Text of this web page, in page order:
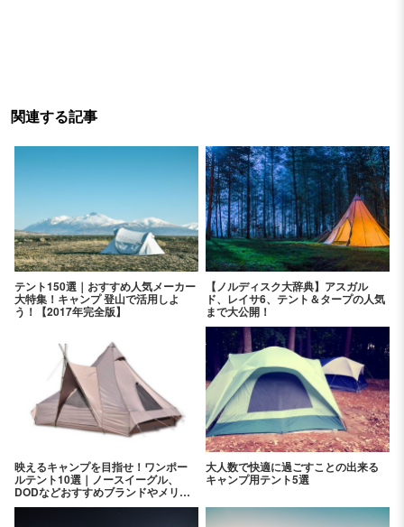
関連する記事
テント150選｜おすすめ人気メーカー
大特集！キャンプ 登山で活用しよ
う！【2017年完全版】
【ノルディスク大辞典】アスガル
ド、レイサ6、テント＆タープの人気
まで大公開！
映えるキャンプを目指せ！ワンポー
ルテント10選｜ノースイーグル、
DODなどおすすめブランドやメリッ
ト、デメリットをご紹介
大人数で快適に過ごすことの出来る
キャンプ用テント5選